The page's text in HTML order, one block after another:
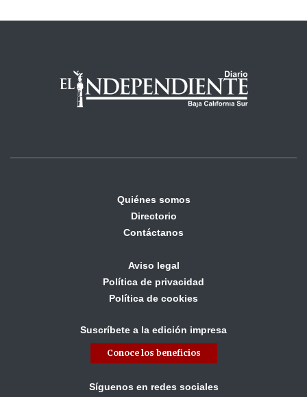
Quiénes somos
Directorio
Contáctanos
Aviso legal
Política de privacidad
Política de cookies
Suscríbete a la edición impresa
Conoce los beneficios
Síguenos en redes sociales